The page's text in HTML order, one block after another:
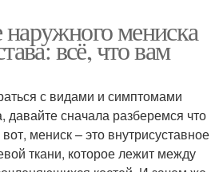
мениска
всё, что вам
с видами и симптомами
давайте сначала разберемся что
мениск – это внутрисуставное
ткани, которое лежит между